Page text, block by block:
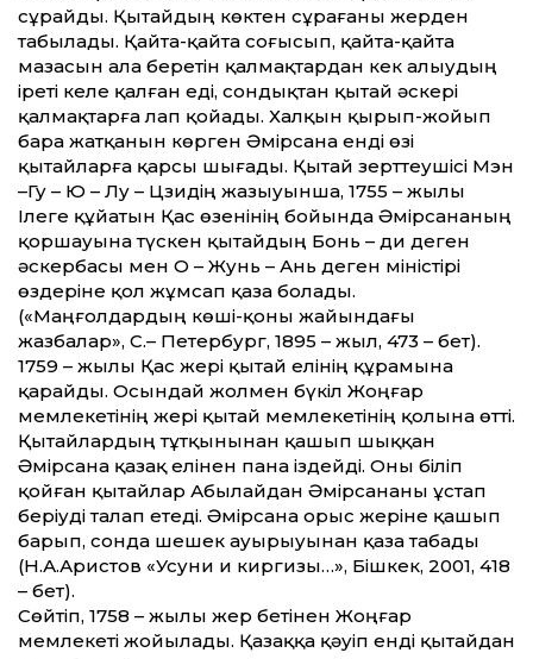
сұрайды. Қытайдың көктен сұрағаны жерден
табылады. Қайта-қайта соғысып, қайта-қайта
мазасын ала беретін қалмақтардан кек алыудың
іреті келе қалған еді, сондықтан қытай әскері
қалмақтарға лап қойады. Халқын қырып-жойып
бара жатқанын көрген Әмірсана енді өзі
қытайларға қарсы шығады. Қытай зерт­теушісі Мэн
–Гу – Ю – Лу – Цзидің жазыуынша, 1755 – жылы
Ілеге құйатын Қас өзенінің бойында Әмірсананың
қоршауына түскен қытайдың Бонь – ди деген
әскербасы мен О – Жунь – Ань деген міністірі
өздеріне қол жұмсап қаза болады.
(«Маңғолдардың көші-қоны жайындағы
жазбалар», С.– Петербург, 1895 – жыл, 473 – бет).
1759 – жылы Қас жері қытай елінің құрамына
қарайды. Осындай жолмен бүкіл Жоңғар
мемлекетінің жері қытай мемлекетінің қолына өт­ті.
Қытайлардың тұтқынынан қашып шыққан
Әмірсана қазақ елінен пана іздейді. Оны біліп
қойған қытайлар Абылайдан Әмірсананы ұстап
беріуді талап етеді. Әмірсана орыс жеріне қашып
барып, сонда шешек ауырыуынан қаза табады
(Н.А.Аристов «Усуни и киргизы…», Бішкек, 2001, 418
– бет).
Сөйтіп, 1758 – жылы жер бетінен Жоңғар
мемлекеті жойылады. Қазаққа қәуіп енді қытайдан